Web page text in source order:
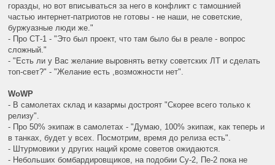
горазды, но вот вписываться за него в конфликт с тамошнией
частью интернет-патриотов не готовы - не наши, не советские,
буржуазные люди же."
- Про СТ-1 - "Это был проект, что там было бы в реале - вопрос
сложный."
- "Есть ли у Вас желание выровнять ветку советских ЛТ и сделать
топ-свет?" - "Желание есть ,возможности нет".
WoWP
- В самолетах склад и казармы достроят "Скорее всего только к
релизу".
- Про 50% экипаж в самолетах - "Думаю, 100% экипаж, как теперь и
в танках, будет у всех. Посмотрим, время до релиза есть".
- Штурмовики у других наций кроме советов ожидаются.
- Небольших бомбардировщиков, на подобии Су-2, Пе-2 пока не